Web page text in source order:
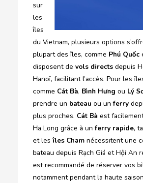
sur
les
îles
du Vietnam, plusieurs options
plupart des îles, comme Phú Quốc
disposent devols directs depuis
Hanoï, facilitant l’accès. Pour les
comme Cát Bà, Bình Hưng ou Lý
prendre un bateau ou unferry
plus proches. Cát Bà est
Ha Long grâce à unferry rapide,
et lesîles Cham nécessitent une
bateau depuis Rạch Giá et Hội An
est recommandé de réserver vos
notamment pendant la haute